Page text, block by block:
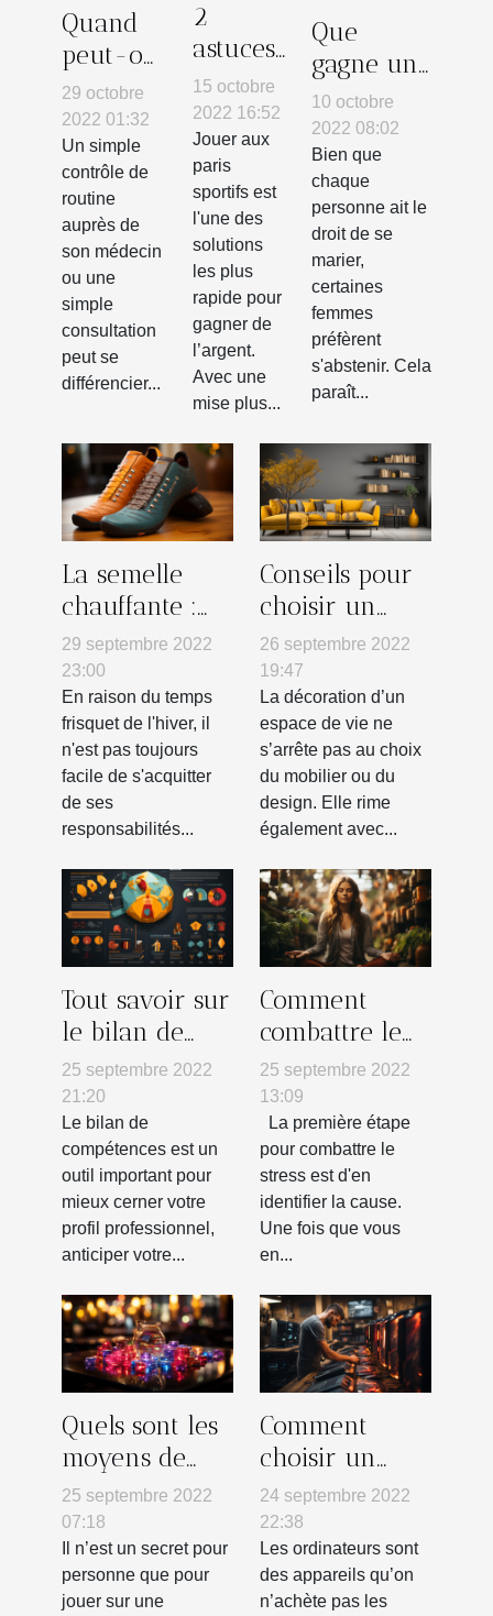
Quand
peut-on
parler
d'une
urgence
médicale
?
29 octobre
2022 01:32
Un simple
contrôle de
routine
auprès de
son médecin
ou une
simple
consultation
peut se
différencier...
2
astuces
efficace
pour
réussir
ces
paris
sportifs
15 octobre
2022 16:52
Jouer aux
paris
sportifs est
l'une des
solutions
les plus
rapide pour
gagner de
l’argent.
Avec une
mise plus...
Que
gagne une
femme
qui reste
célibataire
?
10 octobre
2022 08:02
Bien que
chaque
personne ait le
droit de se
marier,
certaines
femmes
préfèrent
s'abstenir. Cela
paraît...
La semelle
chauffante :
pourquoi
l'utiliser ?
29 septembre 2022
23:00
En raison du temps
frisquet de l'hiver, il
n'est pas toujours
facile de s'acquitter
de ses
responsabilités...
Conseils pour
choisir un
tableau mural
26 septembre 2022
19:47
La décoration d’un
espace de vie ne
s’arrête pas au choix
du mobilier ou du
design. Elle rime
également avec...
Tout savoir sur
le bilan de
compétences
25 septembre 2022
21:20
Le bilan de
compétences est un
outil important pour
mieux cerner votre
profil professionnel,
anticiper votre...
Comment
combattre le
stress
25 septembre 2022
13:09
La première étape
pour combattre le
stress est d'en
identifier la cause.
Une fois que vous
en...
Quels sont les
moyens de
réussir à se
connecter à
une
plateforme de
25 septembre 2022
07:18
Il n’est un secret pour
personne que pour
jouer sur une
Comment
choisir un
ordinateur ?
24 septembre 2022
22:38
Les ordinateurs sont
des appareils qu’on
n’achète pas les